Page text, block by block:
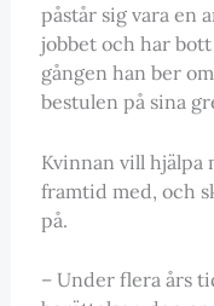
påstår sig vara en
jobbet och har
gången han ber
bestulen på sina
Kvinnan vill hjälpa
framtid med, och
på.
– Under flera års